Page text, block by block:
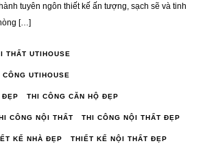
tuyên ngôn thiết kế ấn tượng, sạch sẽ và tinh
[…]
THẤT UTIHOUSE
UTIHOUSE
ĐẸP THI CÔNG CĂN HỘ ĐẸP
CÔNG NỘI THẤT THI CÔNG NỘI THẤT ĐẸP
KẾ NHÀ ĐẸP THIẾT KẾ NỘI THẤT ĐẸP